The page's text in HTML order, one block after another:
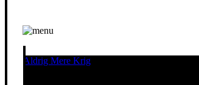
Aldrig Mere Krig